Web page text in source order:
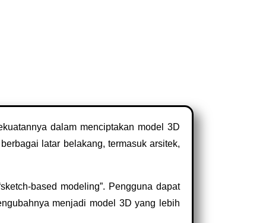
dalam menciptakan model 3D
latar belakang, termasuk arsitek,
based modeling”. Pengguna dapat
menjadi model 3D yang lebih